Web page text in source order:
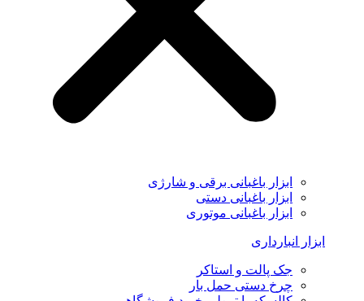
ابزار باغبانی برقی و شارژی
ابزار باغبانی دستی
ابزار باغبانی موتوری
ابزار انبارداری
جک پالت و استاکر
چرخ دستی حمل بار